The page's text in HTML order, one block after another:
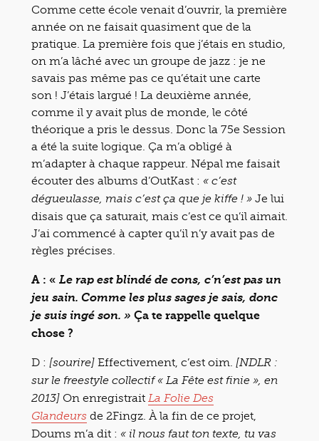
Comme cette école venait d’ouvrir, la première
année on ne faisait quasiment que de la
pratique. La première fois que j’étais en studio,
on m’a lâché avec un groupe de jazz : je ne
savais pas même pas ce qu’était une carte
son ! J’étais largué ! La deuxième année,
comme il y avait plus de monde, le côté
théorique a pris le dessus. Donc la 75e Session
a été la suite logique. Ça m’a obligé à
m’adapter à chaque rappeur. Népal me faisait
écouter des albums d’OutKast : « c’est
dégueulasse, mais c’est ça que je kiffe ! » Je lui
disais que ça saturait, mais c’est ce qu’il aimait.
J’ai commencé à capter qu’il n’y avait pas de
règles précises.
A : « Le rap est blindé de cons, c’n’est pas un
jeu sain. Comme les plus sages je sais, donc
je suis ingé son. » Ça te rappelle quelque
chose ?
D : [sourire] Effectivement, c’est oim. [NDLR :
sur le freestyle collectif « La Fête est finie », en
2013] On enregistrait La Folie Des
Glandeurs de 2Fingz. À la fin de ce projet,
Doums m’a dit : « il nous faut ton texte, tu vas